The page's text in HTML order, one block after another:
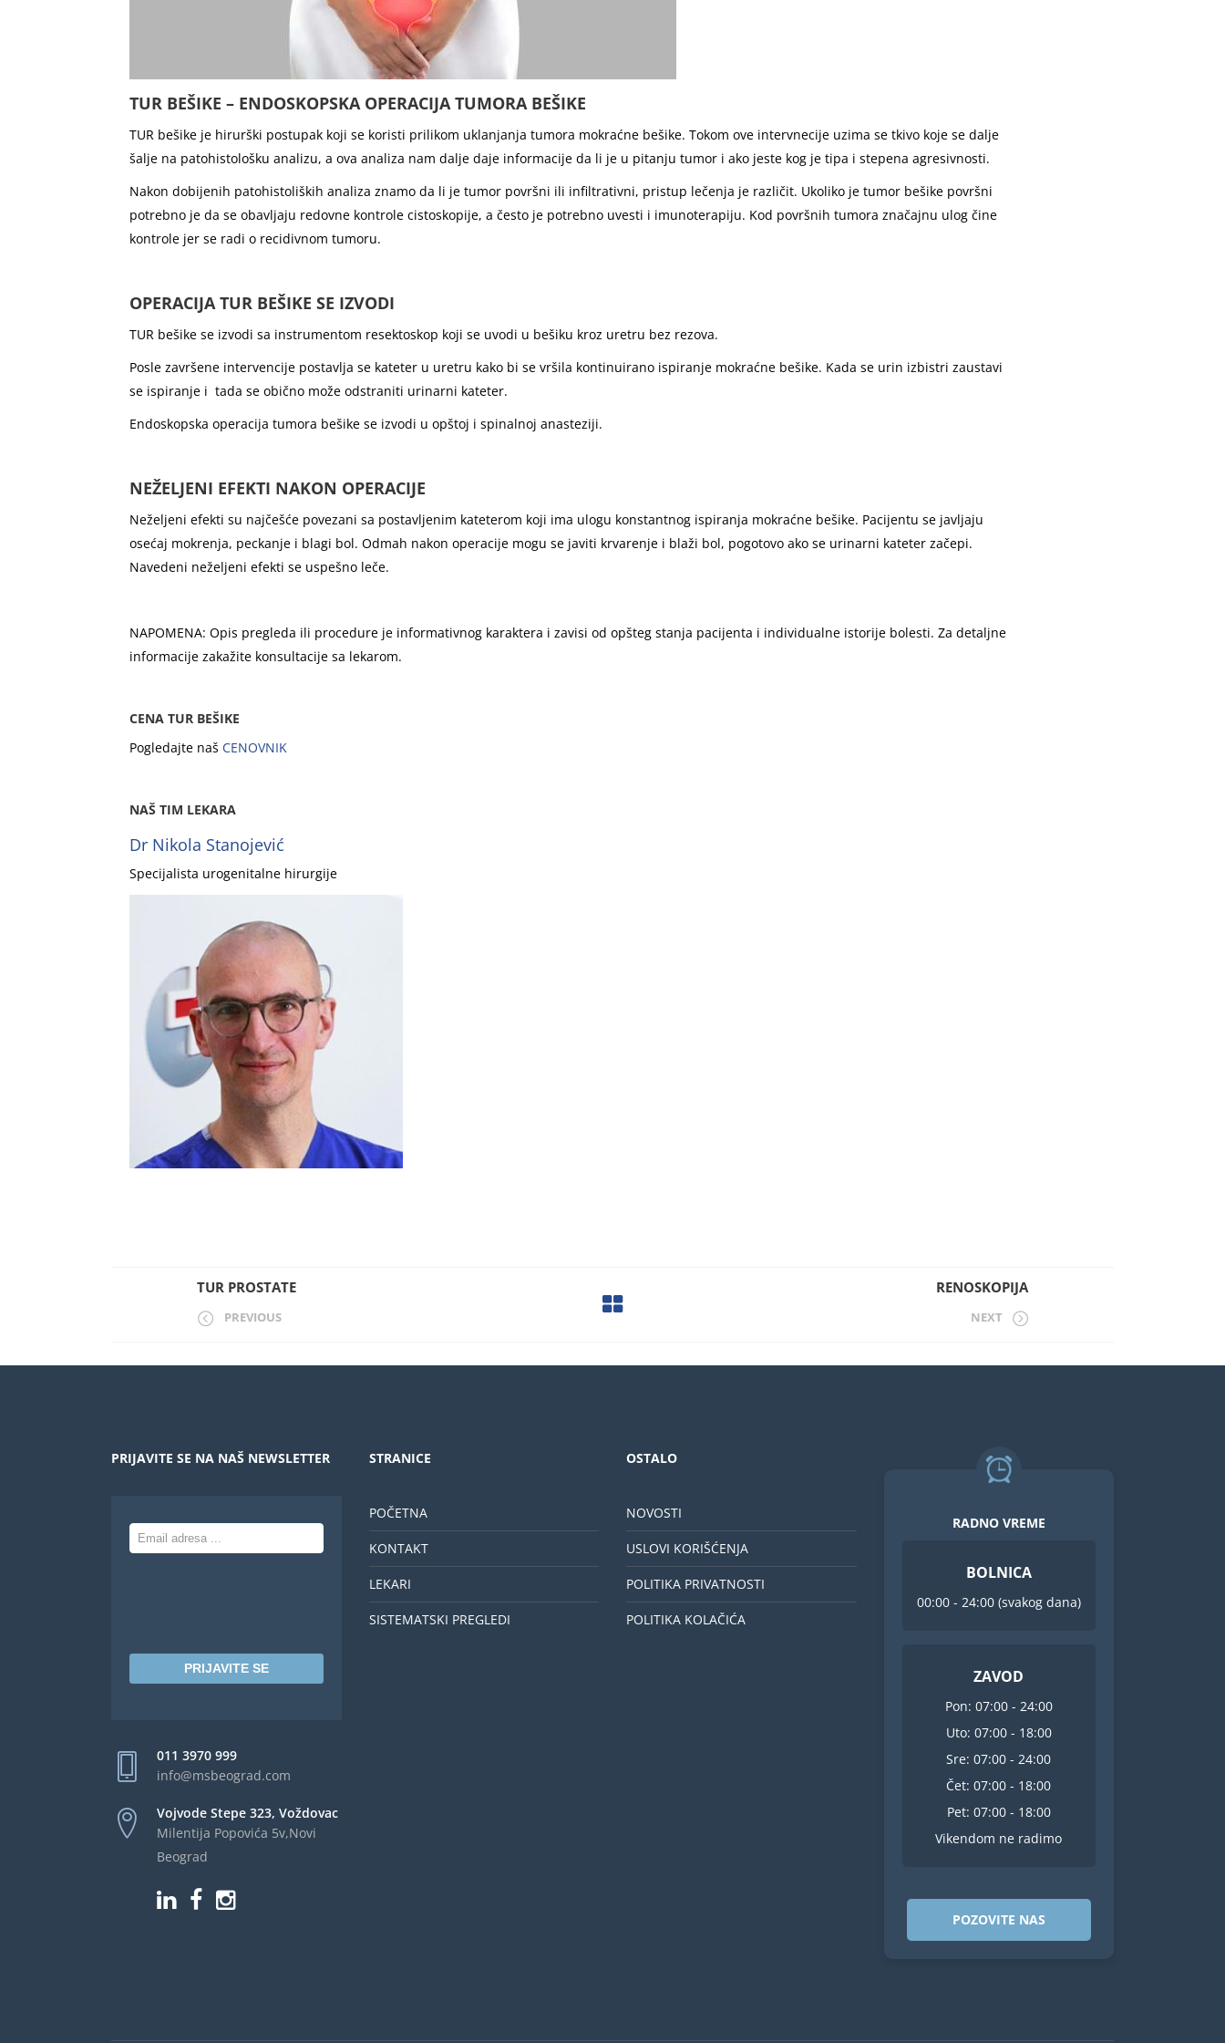
TUR BEŠIKE – ENDOSKOPSKA OPERACIJA TUMORA BEŠIKE
TUR bešike je hirurški postupak koji se koristi prilikom uklanjanja tumora mokraćne bešike. Tokom ove intervnecije uzima se tkivo koje se dalje
šalje na patohistološku analizu, a ova analiza nam dalje daje informacije da li je u pitanju tumor i ako jeste kog je tipa i stepena agresivnosti.
Nakon dobijenih patohistoliških analiza znamo da li je tumor površni ili infiltrativni, pristup lečenja je različit. Ukoliko je tumor bešike površni
potrebno je da se obavljaju redovne kontrole cistoskopije, a često je potrebno uvesti i imunoterapiju. Kod površnih tumora značajnu ulog čine
kontrole jer se radi o recidivnom tumoru.
OPERACIJA TUR BEŠIKE SE IZVODI
TUR bešike se izvodi sa instrumentom resektoskop koji se uvodi u bešiku kroz uretru bez rezova.
Posle završene intervencije postavlja se kateter u uretru kako bi se vršila kontinuirano ispiranje mokraćne bešike. Kada se urin izbistri zaustavi
se ispiranje i tada se obično može odstraniti urinarni kateter.
Endoskopska operacija tumora bešike se izvodi u opštoj i spinalnoj anasteziji.
NEŽELJENI EFEKTI NAKON OPERACIJE
Neželjeni efekti su najčešće povezani sa postavljenim kateterom koji ima ulogu konstantnog ispiranja mokraćne bešike. Pacijentu se javljaju
osećaj mokrenja, peckanje i blagi bol. Odmah nakon operacije mogu se javiti krvarenje i blaži bol, pogotovo ako se urinarni kateter začepi.
Navedeni neželjeni efekti se uspešno leče.
NAPOMENA: Opis pregleda ili procedure je informativnog karaktera i zavisi od opšteg stanja pacijenta i individualne istorije bolesti. Za detaljne
informacije zakažite konsultacije sa lekarom.
CENA TUR BEŠIKE
Pogledajte naš CENOVNIK
NAŠ TIM LEKARA
Dr Nikola Stanojević
Specijalista urogenitalne hirurgije
TUR PROSTATE
PREVIOUS
RENOSKOPIJA
NEXT
PRIJAVITE SE NA NAŠ NEWSLETTER
PRIJAVITE SE
011 3970 999
info@msbeograd.com
Vojvode Stepe 323, Voždovac
Milentija Popovića 5v,Novi
Beograd
STRANICE
POČETNA
KONTAKT
LEKARI
SISTEMATSKI PREGLEDI
OSTALO
NOVOSTI
USLOVI KORIŠĆENJA
POLITIKA PRIVATNOSTI
POLITIKA KOLAČIĆA
RADNO VREME
BOLNICA
00:00 - 24:00 (svakog dana)
ZAVOD
Pon: 07:00 - 24:00
Uto: 07:00 - 18:00
Sre: 07:00 - 24:00
Čet: 07:00 - 18:00
Pet: 07:00 - 18:00
Vikendom ne radimo
POZOVITE NAS